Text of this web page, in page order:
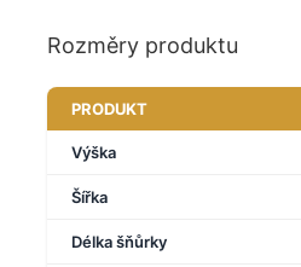
Rozměry produktu
PRODUKT
Výška
Šířka
Délka šňůrky